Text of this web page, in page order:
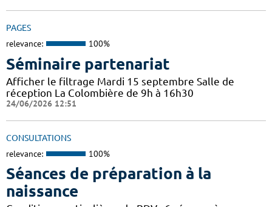
PAGES
relevance: 100%
Séminaire partenariat
Afficher le filtrage Mardi 15 septembre Salle de
réception La Colombière de 9h à 16h30
24/06/2026 12:51
CONSULTATIONS
relevance: 100%
Séances de préparation à la
naissance